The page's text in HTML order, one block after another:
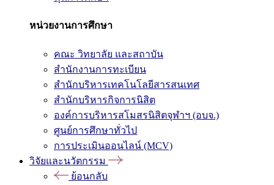
หน่วยงานการศึกษา
คณะ วิทยาลัย และสถาบัน
สำนักงานการทะเบียน
สำนักบริหารเทคโนโลยีสารสนเทศ
สำนักบริหารกิจการนิสิต
องค์การบริหารสโมสรนิสิตจุฬาฯ (อบจ.)
ศูนย์การศึกษาทั่วไป
การประเมินออนไลน์ (MCV)
วิจัยและนวัตกรรม
ย้อนกลับ